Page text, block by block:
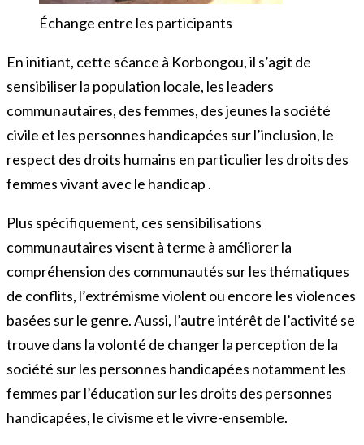
Échange entre les participants
En initiant, cette séance à Korbongou, il s’agit de
sensibiliser la population locale, les leaders
communautaires, des femmes, des jeunes la société
civile et les personnes handicapées sur l’inclusion, le
respect des droits humains en particulier les droits des
femmes vivant avec le handicap .
Plus spécifiquement, ces sensibilisations
communautaires visent à terme à améliorer la
compréhension des communautés sur les thématiques
de conflits, l’extrémisme violent ou encore les violences
basées sur le genre. Aussi, l’autre intérêt de l’activité se
trouve dans la volonté de changer la perception de la
société sur les personnes handicapées notamment les
femmes par l’éducation sur les droits des personnes
handicapées, le civisme et le vivre-ensemble.